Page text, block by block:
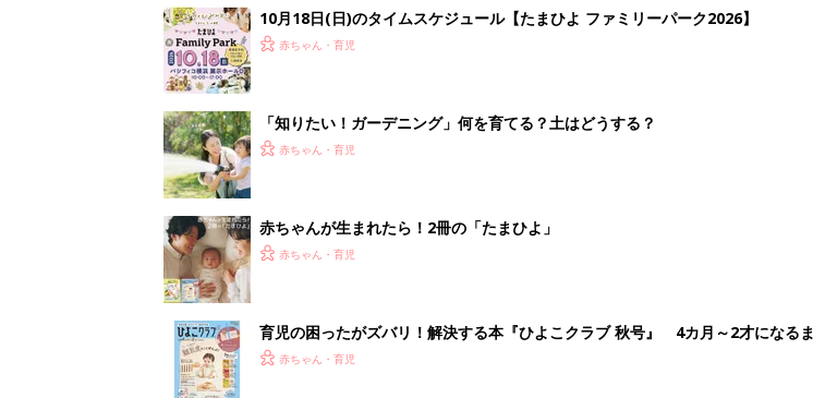
10月18日(日)のタイムスケジュール【たまひよ ファミリーパーク2026】
赤ちゃん・育児
「知りたい！ガーデニング」何を育てる？土はどうする？
赤ちゃん・育児
赤ちゃんが生まれたら！2冊の「たまひよ」
赤ちゃん・育児
育児の困ったがズバリ！解決する本『ひよこクラブ 秋号』 4カ月～2才になる
つ情報がいっぱい！
赤ちゃん・育児